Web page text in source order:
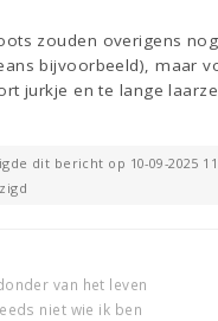
zouden overigens
bijvoorbeeld), maar
jurkje en te lange
dit bericht op 10-09-2025
van het leven
niet wie ik ben